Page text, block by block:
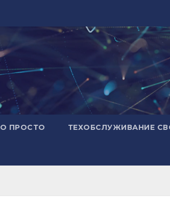
ПРОСТО ТЕХОБСЛУЖИВАНИЕ